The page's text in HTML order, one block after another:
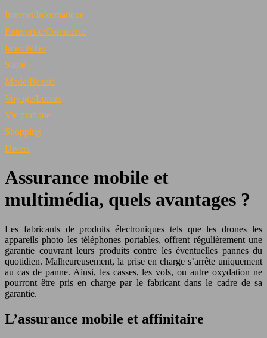
Internet/Informatique
Entreprise/Commerce
Immobilier
Santé
Mode/Beauté
Voyage/Loisirs
Vie pratique
Shopping
Divers
Assurance mobile et
multimédia, quels avantages ?
Les fabricants de produits électroniques tels que les drones les
appareils photo les téléphones portables, offrent régulièrement une
garantie couvrant leurs produits contre les éventuelles pannes du
quotidien. Malheureusement, la prise en charge s’arrête uniquement
au cas de panne. Ainsi, les casses, les vols, ou autre oxydation ne
pourront être pris en charge par le fabricant dans le cadre de sa
garantie.
L’assurance mobile et affinitaire